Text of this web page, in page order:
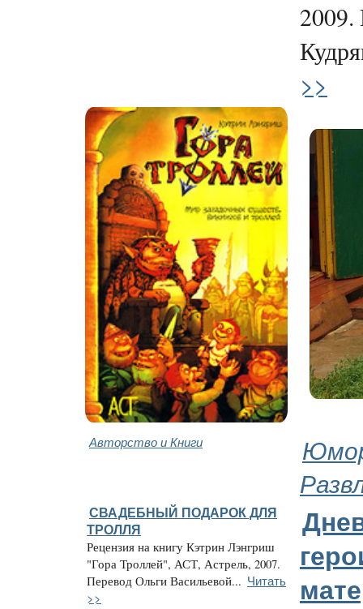
>>
Авторство и Книги
СВАДЕБНЫЙ ПОДАРОК ДЛЯ
ТРОЛЛЯ
Рецензия на книгу Кэтрин Лэнгриш
"Гора Троллей", АСТ, Астрель, 2007.
Перевод Ольги Васильевой... Читать
>>